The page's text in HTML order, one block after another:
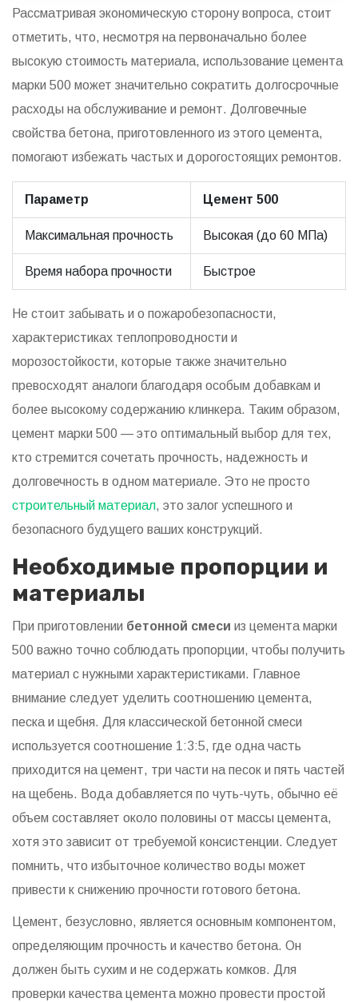
Рассматривая экономическую сторону вопроса, стоит
отметить, что, несмотря на первоначально более
высокую стоимость материала, использование цемента
марки 500 может значительно сократить долгосрочные
расходы на обслуживание и ремонт. Долговечные
свойства бетона, приготовленного из этого цемента,
помогают избежать частых и дорогостоящих ремонтов.
Параметр Цемент 500
Максимальная прочность Высокая (до 60 МПа)
Время набора прочности Быстрое
Не стоит забывать и о пожаробезопасности,
характеристиках теплопроводности и
морозостойкости, которые также значительно
превосходят аналоги благодаря особым добавкам и
более высокому содержанию клинкера. Таким образом,
цемент марки 500 — это оптимальный выбор для тех,
кто стремится сочетать прочность, надежность и
долговечность в одном материале. Это не просто
строительный материал, это залог успешного и
безопасного будущего ваших конструкций.
Необходимые пропорции и
материалы
При приготовлении бетонной смеси из цемента марки
500 важно точно соблюдать пропорции, чтобы получить
материал с нужными характеристиками. Главное
внимание следует уделить соотношению цемента,
песка и щебня. Для классической бетонной смеси
используется соотношение 1:3:5, где одна часть
приходится на цемент, три части на песок и пять частей
на щебень. Вода добавляется по чуть-чуть, обычно её
объем составляет около половины от массы цемента,
хотя это зависит от требуемой консистенции. Следует
помнить, что избыточное количество воды может
привести к снижению прочности готового бетона.
Цемент, безусловно, является основным компонентом,
определяющим прочность и качество бетона. Он
должен быть сухим и не содержать комков. Для
проверки качества цемента можно провести простой